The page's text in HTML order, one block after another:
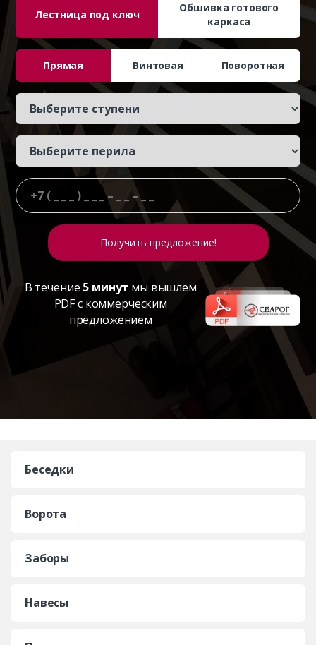
Лестница под ключ
Обшивка готового
каркаса
Прямая Винтовая Поворотная
В течение 5 минут мы вышлем
PDF с коммерческим
предложением
Беседки
Ворота
Заборы
Навесы